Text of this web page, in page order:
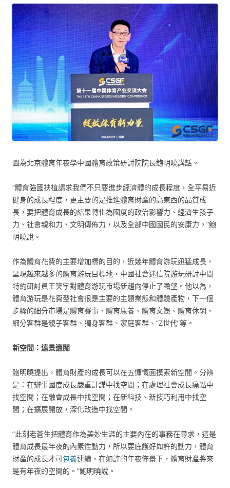
圖為北京體育年夜學中國體育政策研討院院長鮑明曉講話。
“體育強國扶植請求我們不只要進步經濟體的成長程度，全平易近
健身的成長程度，更主要的是推進體育財產的高東西的品質成
長，要把體育成長的結果轉化為國度的政治影響力、經濟生孩子
力、社會親和力、文明傳佈力，以及全部中國國民的安康力。”鮑
明曉說。
作為體育花費的主要增加標的目的，近幾年體育游玩迅猛成長，
呈現越來越多的體育游玩目標地，中國社會迷信院游玩研討中間
特約研討員王笑宇對體育游玩市場新趨向停止了瞻望。他以為，
體育游玩是花費型社會很是主要的主題業態和體驗產物，下一個
步驟的細分市場是體育賽事、體育康養、體育文娛、體育休閑，
細分客群是親子客群、獨身客群、家庭客群、“Z世代”等。
新空間：遠景遼闊
鮑明曉提出，體育財產的成長可以在五慷慨面摸索新空間。分辨
是：在辦事國度成長嚴重計謀中找空間；在處理社會成長痛點中
找空間；在融會成長中找空間；在新科技、新技巧利用中找空
間；在擴展開放，深化改造中找空間。
“此刻老蒼生把體育作為美妙生涯的主要內在的事務在尋求，這是
體育成長最年夜的內素性動力，所以要庇護好如許的動力，體育
財產的成長才可包養連續，在如許的年夜佈景下，體育財產將來
是有年夜的空間的。”鮑明曉說。